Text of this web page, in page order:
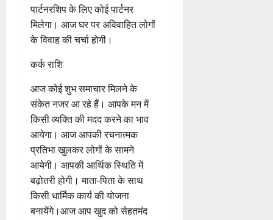
तरफ से विशेष मार्गदर्शन मिलेगा ,
जिससे उनका भविष्य उज्जवल बनेगा।
घर पर कोई मांगलिक कार्य आयोजित
कराने के बारे में सोच सकते हैं जिससे
घर में खुशहाली आयेगी। रेस्टोरेंट का
बिजनेस करना चाह रहे हैं तो आपको
पार्टनरशिप के लिए कोई पार्टनर
मिलेगा। आज घर पर अविवाहित लोगों
के विवाह की चर्चा होगी।
कर्क राशि
आज कोई शुभ समाचार मिलने के
संकेत नजर आ रहे हैं। आपके मन में
किसी व्यक्ति की मदद करने का भाव